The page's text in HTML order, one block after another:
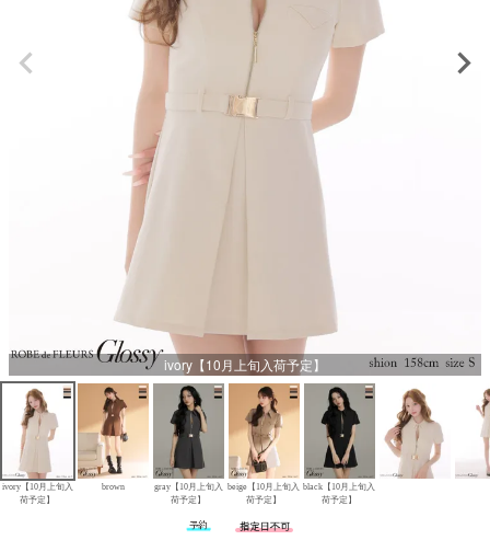
タイトロングドレス
Aラインロングドレス
ivory【10月上旬入荷予定】
ivory【10月上旬入
荷予定】
brown
gray【10月上旬入
荷予定】
beige【10月上旬入
荷予定】
black【10月上旬入
荷予定】